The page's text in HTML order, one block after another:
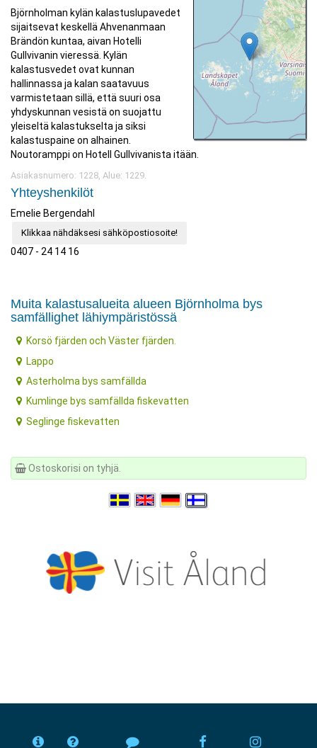
Björnholman kylän kalastuslupavedet
sijaitsevat keskellä Ahvenanmaan
Brändön kuntaa, aivan Hotelli
Gullvivanin vieressä. Kylän
kalastusvedet ovat kunnan
hallinnassa ja kalan saatavuus
varmistetaan sillä, että suuri osa
yhdyskunnan vesistä on suojattu
yleiseltä kalastukselta ja siksi
kalastuspaine on alhainen.
Noutoramppi on Hotell Gullvivanista itään.
Asiakasnumero: 1228, Alue: 1229.
Yhteyshenkilöt
Emelie Bergendahl
Klikkaa nähdäksesi sähköpostiosoite!
0407 - 24 14 16
Muita kalastusalueita alueen Björnholma bys
samfällighet lähiympäristössä
Korsö fjärden och Väster fjärden.
Lappo
Asterholma bys samfällda
Kumlinge bys samfällda fiskevatten
Seglinge fiskevatten
Ostoskorisi on tyhjä.